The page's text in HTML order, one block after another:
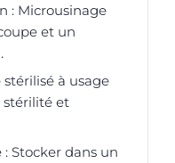
: Microusinage
et un
à usage
stérilité et
Stocker dans un